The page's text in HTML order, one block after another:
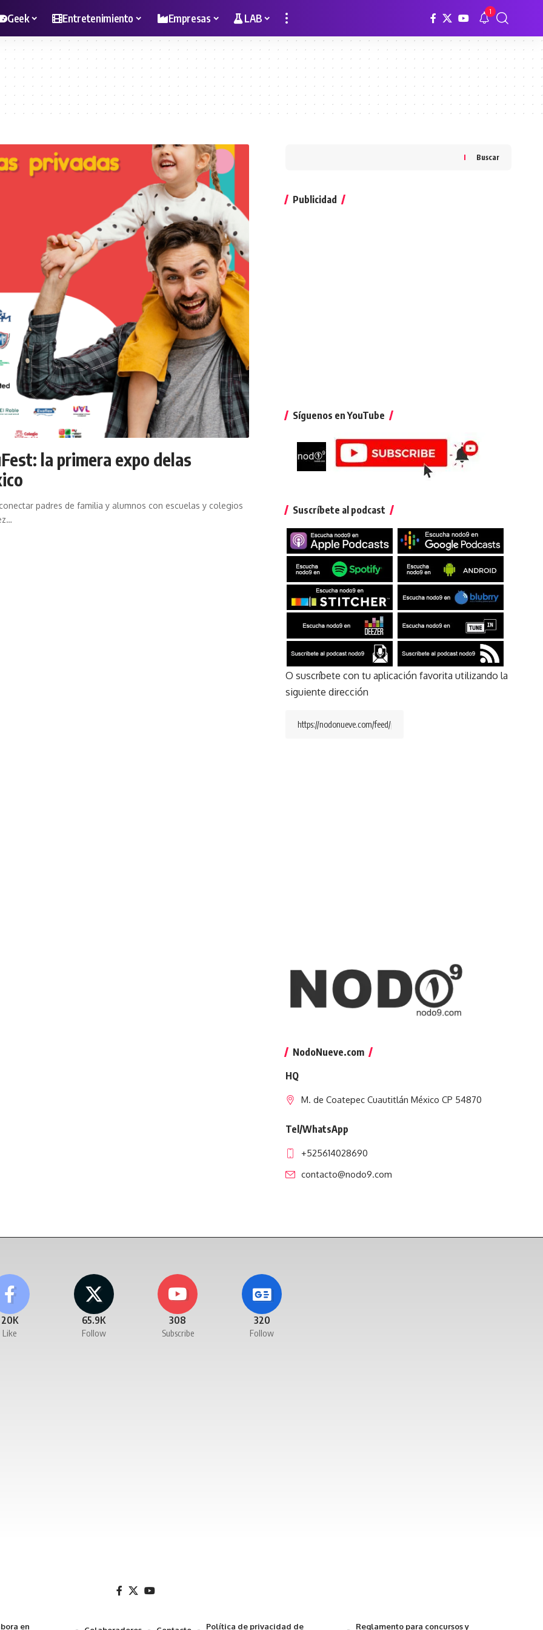
Geek Entretenimiento Empresas LAB 1
la primera expo delas
padres de familia y alumnos con escuelas y colegios
Buscar
Publicidad
Síguenos en YouTube
Suscríbete al podcast
O suscríbete con tu aplicación favorita utilizando la
siguiente dirección
NodoNueve.com
HQ
M. de Coatepec Cuautitlán México CP 54870
Tel/WhatsApp
+525614028690
contacto@nodo9.com
20K
Like
65.9K
Follow
308
Subscribe
320
Follow
en
Política de privacidad de
Reglamento para concursos y